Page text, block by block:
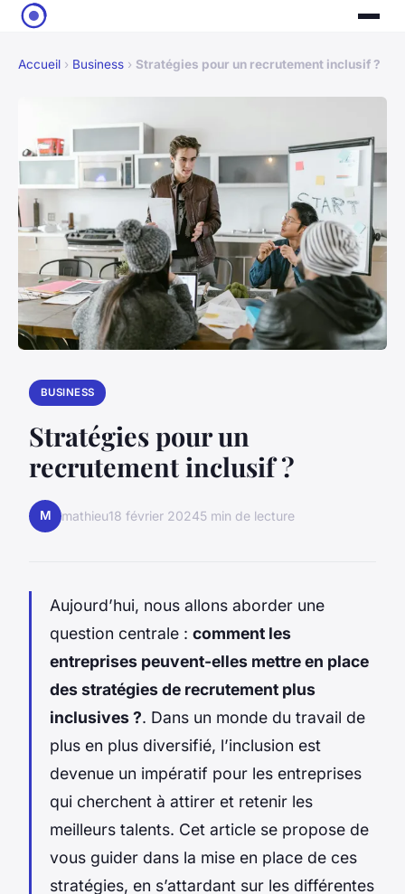
Accueil › Business › Stratégies pour un recrutement inclusif ?
BUSINESS
Stratégies pour un
recrutement inclusif ?
M mathieu18 février 20245 min de lecture
Aujourd’hui, nous allons aborder une
question centrale : comment les
entreprises peuvent-elles mettre en place
des stratégies de recrutement plus
inclusives ?. Dans un monde du travail de
plus en plus diversifié, l’inclusion est
devenue un impératif pour les entreprises
qui cherchent à attirer et retenir les
meilleurs talents. Cet article se propose de
vous guider dans la mise en place de ces
stratégies, en s’attardant sur les différentes